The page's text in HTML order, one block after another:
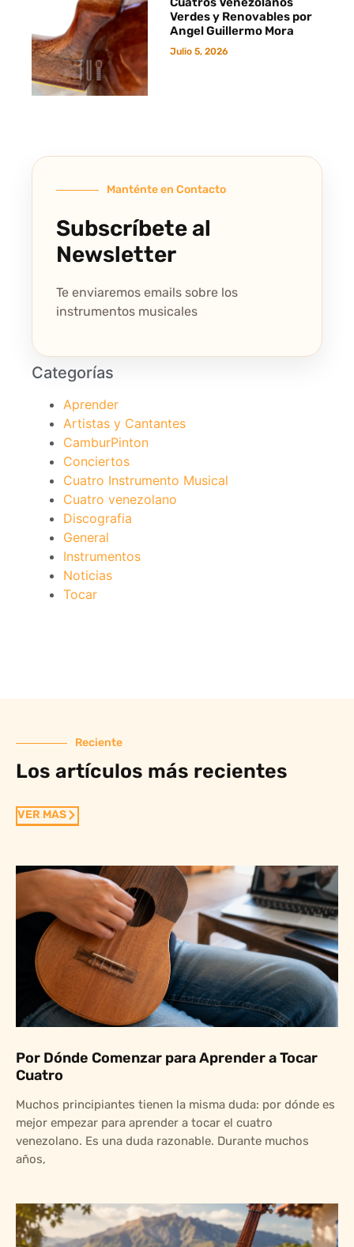
Verdes y Renovables por
Angel Guillermo Mora
Julio 5, 2026
Manténte en Contacto
Subscríbete al
Newsletter
Te enviaremos emails sobre los
instrumentos musicales
Categorías
Aprender
Artistas y Cantantes
CamburPinton
Conciertos
Cuatro Instrumento Musical
Cuatro venezolano
Discografia
General
Instrumentos
Noticias
Tocar
Reciente
Los artículos más recientes
VER MAS
Por Dónde Comenzar para Aprender a Tocar
Cuatro
Muchos principiantes tienen la misma duda: por dónde es
mejor empezar para aprender a tocar el cuatro
venezolano. Es una duda razonable. Durante muchos
años,